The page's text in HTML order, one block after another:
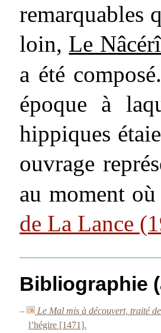
remarquables
loin, Le Nâcérî
a été
époque à
hippiques
ouvrage
au moment
de La Lance
Bibliographie
–
l’hégire [1471].